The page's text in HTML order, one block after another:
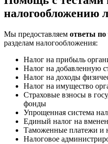
налогообложению
Мы предоставляем ответы по
разделам налогообложения:
Налог на прибыль
Налог на добавленную
Налог на доходы
Налог на имущество
Страховые взносы в
фонды
Упрощенная система
Единый налог на
Таможенные платежи и
Налоговое